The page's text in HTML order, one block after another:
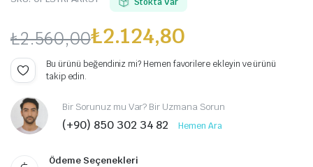
₺2.560,00
Orijinal
fiyat:
₺2.560,00.
₺2.124,80
Şu
andaki
fiyat:
₺2.124,80.
Bu ürünü beğendiniz mi? Hemen favorilere ekleyin ve ürünü
takip edin.
Bir Sorunuz mu Var? Bir Uzmana Sorun
(+90) 850 302 34 82 Hemen Ara
Ödeme Seçenekleri